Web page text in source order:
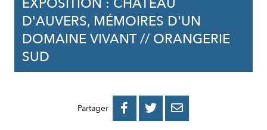
EXPOSITION : CHÂTEAU
D'AUVERS, MÉMOIRES D'UN
DOMAINE VIVANT // ORANGERIE
SUD
Partager 
PARTAGER
PARTAGER
PARTAGER